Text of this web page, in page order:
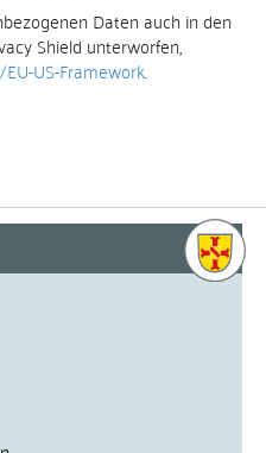
Daten auch in den
Shield unterworfen,
US-Framework.